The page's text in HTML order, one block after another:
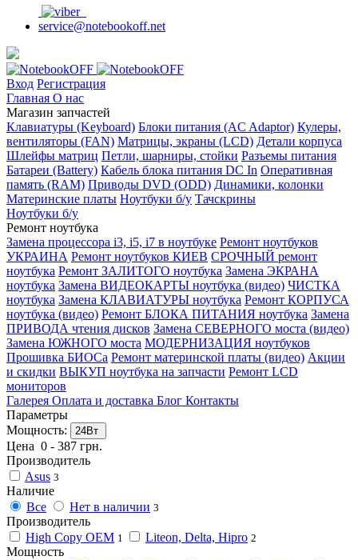
service@notebookoff.net
Вход Регистрация
Главная О нас
Магазин запчастей
Клавиатуры (Keyboard) Блоки питания (AC Adaptor) Кулеры,
вентиляторы (FAN) Матрицы, экраны (LCD) Детали корпуса
Шлейфы матриц Петли, шарниры, стойки Разъемы питания
Батареи (Battery) Кабель блока питания DC In Оперативная
память (RAM) Приводы DVD (ODD) Динамики, колонки
Материнские платы Ноутбуки б/у Тачскрины
Ноутбуки б/у
Ремонт ноутбука
Замена процессора i3, i5, i7 в ноутбуке Ремонт ноутбуков
УКРАИНА Ремонт ноутбуков КИЕВ СРОЧНЫЙ ремонт
ноутбука Ремонт ЗАЛИТОГО ноутбука Замена ЭКРАНА
ноутбука Замена ВИДЕОКАРТЫ ноутбука (видео) ЧИСТКА
ноутбука Замена КЛАВИАТУРЫ ноутбука Ремонт КОРПУСА
ноутбука (видео) Ремонт БЛОКА ПИТАНИЯ ноутбука Замена
ПРИВОДА чтения дисков Замена СЕВЕРНОГО моста (видео)
Замена ЮЖНОГО моста МОДЕРНИЗАЦИЯ ноутбуков
Прошивка БИОСа Ремонт материнской платы (видео) Акции
и скидки ВЫКУП ноутбука на запчасти Ремонт LCD
мониторов
Галерея Оплата и доставка Блог Контакты
Параметры
Мощность:
24Вт
Цена 0 - 387 грн.
Производитель
Asus 3
Наличие
Все
Нет в наличии 3
Производитель
High Copy OEM 1 Liteon, Delta, Hipro 2
Мощность